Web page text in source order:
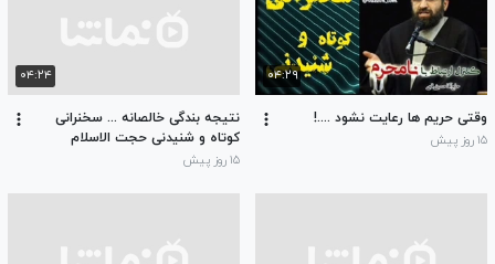
۰۴:۲۹
وقتی حریم ها رعایت نشود ....!
۱۵ روز پیش
۰۴:۲۴
نتیجه بندگی خالصانه ... سخنرانی
کوتاه و شنیدنی حجت الاسلام
حسینی قمی
۱۵ روز پیش